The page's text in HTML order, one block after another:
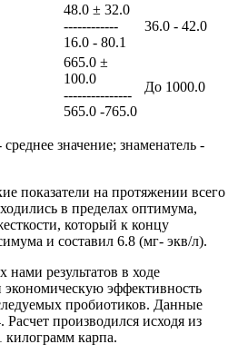
48.0 ± 32.0
------------
16.0 - 80.1
36.0 - 42.0
665.0 ±
100.0
---------------
565.0 -765.0
До 1000.0
значение; знаменатель -
показатели на протяжении всего
в пределах оптимума,
который к концу
и составил 6.8 (мг- экв/л).
результатов в ходе
эффективность
пробиотиков. Данные
производился исходя из
килограмм карпа.